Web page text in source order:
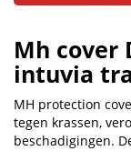
Mh cover
intuvia
MH protection
tegen krassen,
beschadigingen.